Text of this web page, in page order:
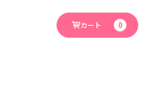
カート 0